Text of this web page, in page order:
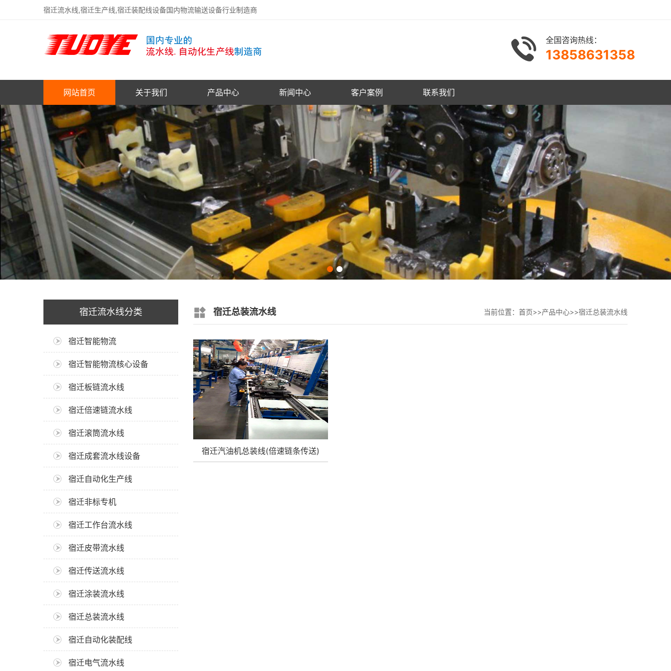
宿迁流水线,宿迁生产线,宿迁装配线设备国内物流输送设备行业制造商
全国咨询热线：
13858631358
网站首页 关于我们 产品中心 新闻中心 客户案例 联系我们
宿迁流水线分类
宿迁智能物流
宿迁智能物流核心设备
宿迁板链流水线
宿迁倍速链流水线
宿迁滚筒流水线
宿迁成套流水线设备
宿迁自动化生产线
宿迁非标专机
宿迁工作台流水线
宿迁皮带流水线
宿迁传送流水线
宿迁涂装流水线
宿迁总装流水线
宿迁自动化装配线
宿迁电气流水线
宿迁总装流水线 当前位置： 首页>>产品中心>>宿迁总装流水线
宿迁汽油机总装线(倍速链条传送)